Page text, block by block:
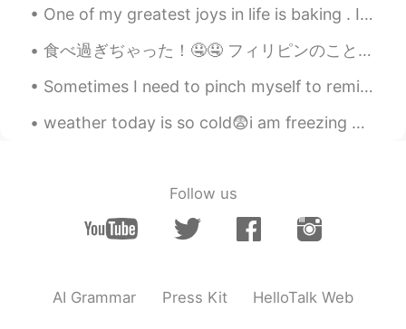
Tem uma dolfino muito famoso🐬areia
América do Sul 🌮🌯🌮😋t ágostando
Tem uma dolfino muito famoso🐬areia
branca🤍🏝 emuitacomida da
América do Sul 🌮🌯🌮😋togostando
PT EN
One of my greatest joys in life is baking . It’s a hobby that I really am passionate about . I fi...
食べ過ぎぢゃった！🤤🤤 フィリピンのことを知ってる人へ、これらのフィリピンの食べ物の名前を知ってますか？ 大体、みんなは食べるこどが好きですが、フィリピン人が一番食べるのが好きだと思います❗️...
Sometimes I need to pinch myself to remind myself to enjoy the random places I come across while ...
weather today is so cold😨i am freezing 😨 please everyone take care of yourself and keep yourself ...
Follow us
AI Grammar Press Kit HelloTalk Web